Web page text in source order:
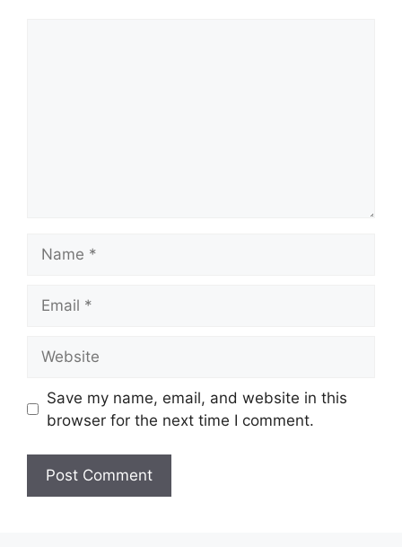
Save my name, email, and website in this
browser for the next time I comment.